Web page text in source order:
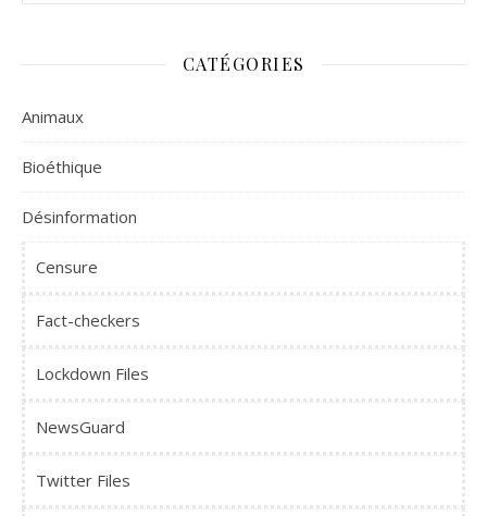
CATÉGORIES
Animaux
Bioéthique
Désinformation
Censure
Fact-checkers
Lockdown Files
NewsGuard
Twitter Files